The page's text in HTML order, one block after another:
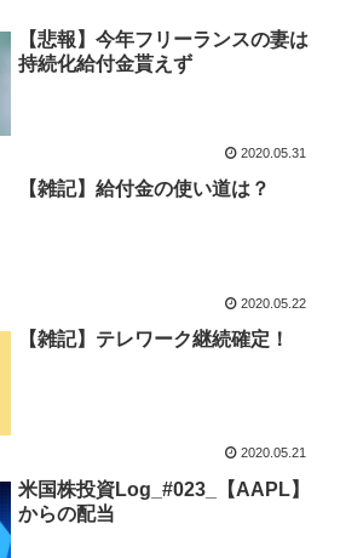
【悲報】今年フリーランスの妻は
持続化給付金貰えず
2020.05.31
【雑記】給付金の使い道は？
2020.05.22
【雑記】テレワーク継続確定！
2020.05.21
米国株投資Log_#023_【AAPL】
からの配当